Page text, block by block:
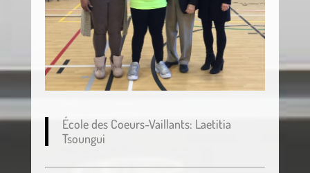
École des Coeurs-Vaillants: Laetitia
Tsoungui